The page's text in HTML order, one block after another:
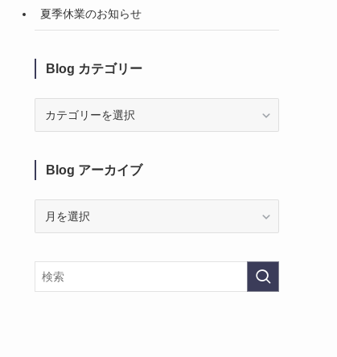
夏季休業のお知らせ
Blog カテゴリー
ゴ
Blog アーカイブ
カ
イ
ブ